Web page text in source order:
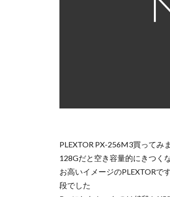
PLEXTOR PX-256M3買ってみ
128Gだと空き容量的にきつく
お高いイメージのPLEXTORで
段でした